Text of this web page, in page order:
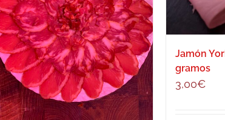
Jamón
gramos
3,00€